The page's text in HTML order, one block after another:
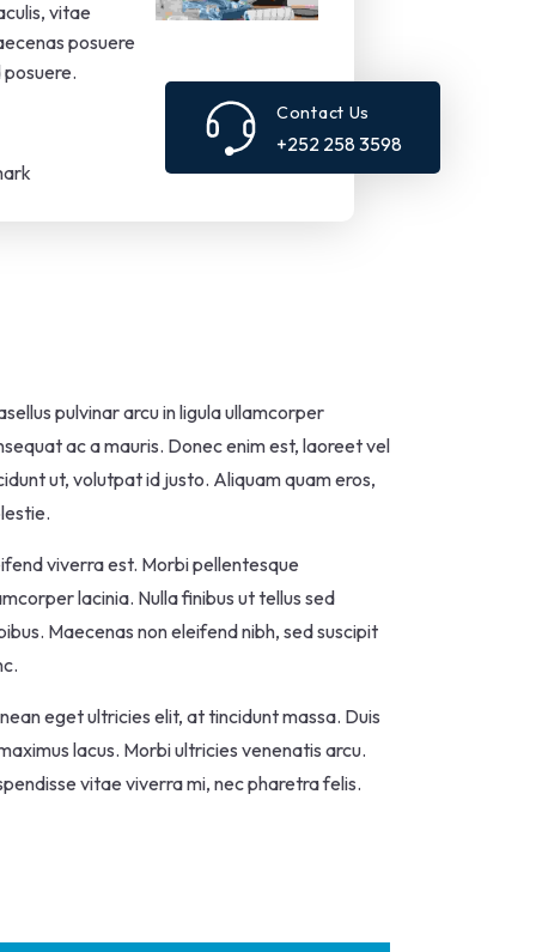
vitae
posuere
Contact Us
+252 258 3598
pulvinar arcu in ligula ullamcorper
ac a mauris. Donec enim est, laoreet vel
ut, volutpat id justo. Aliquam quam eros,
viverra est. Morbi pellentesque
lacinia. Nulla finibus ut tellus sed
Maecenas non eleifend nibh, sed suscipit
eget ultricies elit, at tincidunt massa. Duis
lacus. Morbi ultricies venenatis arcu.
vitae viverra mi, nec pharetra felis.